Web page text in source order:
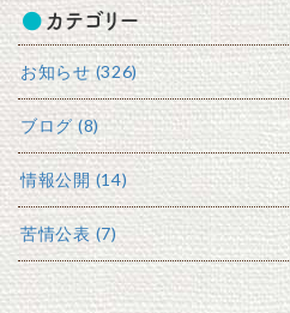
カテゴリー
お知らせ (326)
ブログ (8)
情報公開 (14)
苦情公表 (7)